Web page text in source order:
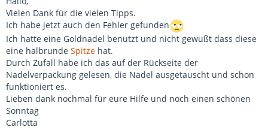
Vielen Dank für die vielen Tipps.
Ich habe jetzt auch den Fehler gefunden
Ich hatte eine Goldnadel benutzt und nicht gewußt dass diese
eine halbrunde Spitze hat.
Durch Zufall habe ich das auf der Rückseite der
Nadelverpackung gelesen, die Nadel ausgetauscht und schon
funktioniert es.
Lieben dank nochmal für eure Hilfe und noch einen schönen
Sonntag
Carlotta